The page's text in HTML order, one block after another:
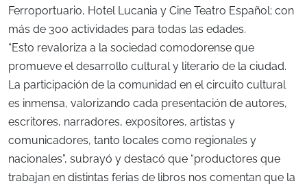
Ferroportuario, Hotel Lucania y Cine Teatro Español; con
más de 300 actividades para todas las edades.
“Esto revaloriza a la sociedad comodorense que
promueve el desarrollo cultural y literario de la ciudad.
La participación de la comunidad en el circuito cultural
es inmensa, valorizando cada presentación de autores,
escritores, narradores, expositores, artistas y
comunicadores, tanto locales como regionales y
nacionales”, subrayó y destacó que “productores que
trabajan en distintas ferias de libros nos comentan que la